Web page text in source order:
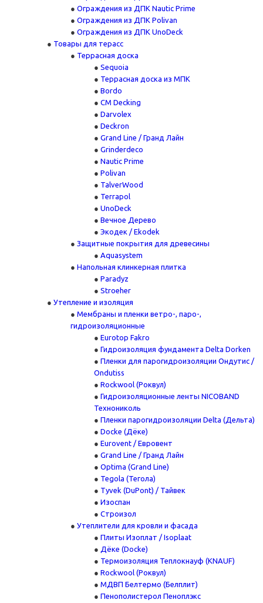
Ограждения из ДПК Nautic Prime
Ограждения из ДПК Polivan
Ограждения из ДПК UnoDeck
Товары для терасс
Террасная доска
Sequoia
Террасная доска из МПК
Bordo
CM Decking
Darvolex
Deckron
Grand Line / Гранд Лайн
Grinderdeco
Nautic Prime
Polivan
TalverWood
Terrapol
UnoDeck
Вечное Дерево
Экодек / Ekodek
Защитные покрытия для древесины
Aquasystem
Напольная клинкерная плитка
Paradyz
Stroeher
Утепление и изоляция
Мембраны и пленки ветро-, паро-,
гидроизоляционные
Eurotop Fakro
Гидроизоляция фундамента Delta Dorken
Пленки для парогидроизоляции Ондутис /
Ondutiss
Rockwool (Роквул)
Гидроизоляционные ленты NICOBAND
Технониколь
Пленки парогидроизоляции Delta (Дельта)
Docke (Дёке)
Eurovent / Евровент
Grand Line / Гранд Лайн
Optima (Grand Line)
Tegola (Тегола)
Tyvek (DuPont) / Тайвек
Изоспан
Строизол
Утеплители для кровли и фасада
Плиты Изоплат / Isoplaat
Дёке (Docke)
Термоизоляция Теплокнауф (KNAUF)
Rockwool (Роквул)
МДВП Белтермо (Белплит)
Пенополистерол Пеноплэкс